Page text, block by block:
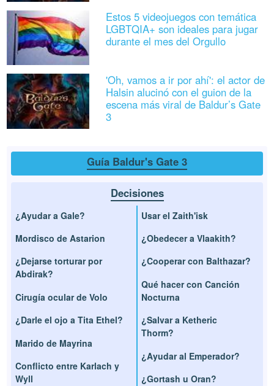
Estos 5 videojuegos con temática
LGBTQIA+ son ideales para jugar
durante el mes del Orgullo
'Oh, vamos a ir por ahí': el actor de
Halsin alucinó con el guion de la
escena más viral de Baldur’s Gate
3
Guía Baldur's Gate 3
Decisiones
¿Ayudar a Gale?
Mordisco de Astarion
¿Dejarse torturar por
Abdirak?
Cirugía ocular de Volo
¿Darle el ojo a Tita Ethel?
Marido de Mayrina
Conflicto entre Karlach y
Wyll
Usar el Zaith'isk
¿Obedecer a Vlaakith?
¿Cooperar con Balthazar?
Qué hacer con Canción
Nocturna
¿Salvar a Ketheric
Thorm?
¿Ayudar al Emperador?
¿Gortash u Oran?